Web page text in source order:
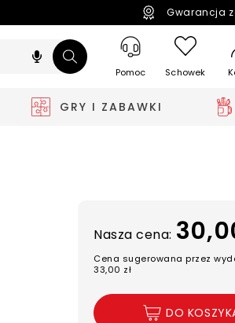
Gwarancja
Pomoc Schowek
GRY I ZABAWKI
Nasza cena:
Cena sugerowana przez
33,00 zł
DO